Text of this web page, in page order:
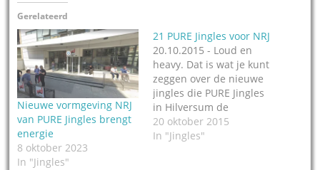
Gerelateerd
Nieuwe vormgeving NRJ
van PURE Jingles brengt
energie
8 oktober 2023
In "Jingles"
21 PURE Jingles voor NRJ
20.10.2015 - Loud en
heavy. Dat is wat je kunt
zeggen over de nieuwe
jingles die PURE Jingles
in Hilversum de
afgelopen maanden
maakte voor NRJ in
20 oktober 2015
In "Jingles"